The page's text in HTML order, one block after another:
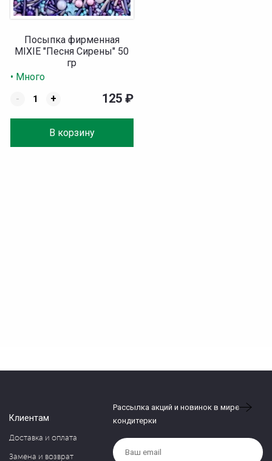
Посыпка фирменная
MIXIE "Песня Сирены" 50
гр
• Много
-
+
В корзину
125 ₽
Клиентам
Доставка и оплата
Замена и возврат
Рассылка акций и новинок в мире
кондитерки